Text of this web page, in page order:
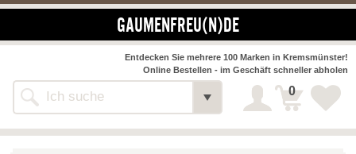
GAUMENFREU(N)DE
Alle Webseiten
Entdecken Sie mehrere 100 Marken in Kremsmünster!
Online Bestellen - im Geschäft schneller abholen
0
NAHVERSORGER
>> Bauernmarkt << Detail
Bäckerei-Konditorei-Café